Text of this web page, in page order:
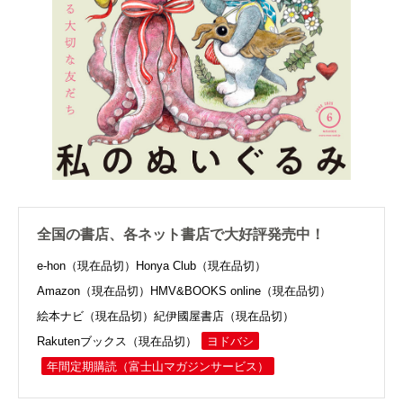
全国の書店、各ネット書店で大好評発売中！
e-hon（現在品切）
Honya Club（現在品切）
Amazon（現在品切）
HMV&BOOKS online（現在品切）
絵本ナビ（現在品切） 紀伊國屋書店（現在品切）
Rakutenブックス（現在品切）
ヨドバシ
年間定期購読 （富士山マガジンサービス）